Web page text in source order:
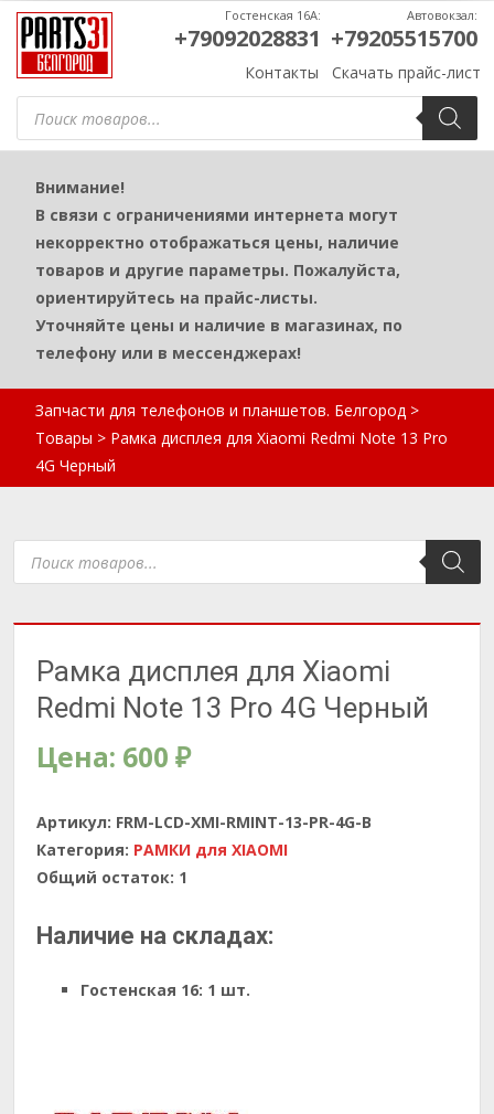
Поиск
товаров
Контакты Скачать прайс-лист
Гостенская 16А:
+79092028831
Автовокзал:
+79205515700
Внимание!
В связи с ограничениями интернета могут
некорректно отображаться цены, наличие
товаров и другие параметры. Пожалуйста,
ориентируйтесь на прайс-листы.
Уточняйте цены и наличие в магазинах, по
телефону или в мессенджерах!
Запчасти для телефонов и планшетов. Белгород >
Товары > Рамка дисплея для Xiaomi Redmi Note 13 Pro
4G Черный
Поиск
товаров
Рамка дисплея для Xiaomi
Redmi Note 13 Pro 4G Черный
Цена: 600 ₽
Артикул: FRM-LCD-XMI-RMINT-13-PR-4G-B
Категория: РАМКИ для XIAOMI
Общий остаток: 1
Наличие на складах:
Гостенская 16: 1 шт.